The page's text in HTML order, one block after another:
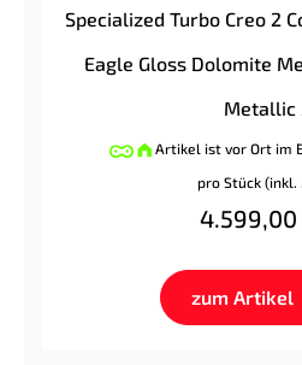
Specialized Turbo Creo 2
Eagle Gloss Dolomite
Metallic
Artikel ist vor Ort im
pro Stück (inkl.
4.599,00
zum Artikel